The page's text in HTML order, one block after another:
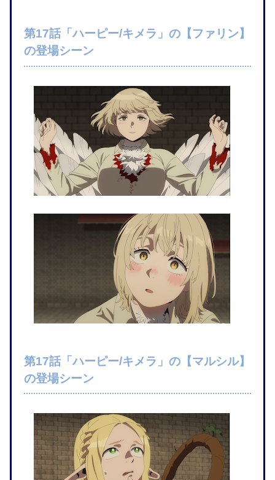
第17話「ハーピー/キメラ」の【ファリン】
の登場シーン
第17話「ハーピー/キメラ」の【マルシル】
の登場シーン